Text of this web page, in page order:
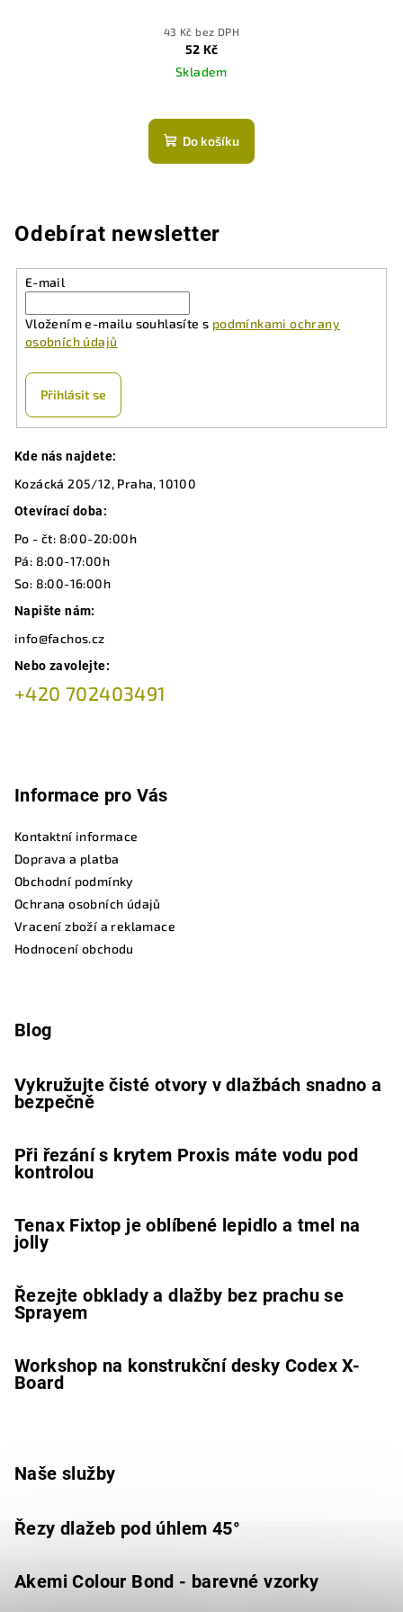
43 Kč bez DPH
52 Kč
Skladem
Do košíku
Odebírat newsletter
E-mail
Vložením e-mailu souhlasíte s podmínkami ochrany
osobních údajů
Přihlásit se
Kde nás najdete:
Kozácká 205/12, Praha, 10100
Otevírací doba:
Po - čt: 8:00-20:00h
Pá: 8:00-17:00h
So: 8:00-16:00h
Napište nám:
info@fachos.cz
Nebo zavolejte:
+420 702403491
Informace pro Vás
Kontaktní informace
Doprava a platba
Obchodní podmínky
Ochrana osobních údajů
Vracení zboží a reklamace
Hodnocení obchodu
Blog
Vykružujte čisté otvory v dlažbách snadno a
bezpečně
Při řezání s krytem Proxis máte vodu pod
kontrolou
Tenax Fixtop je oblíbené lepidlo a tmel na
jolly
Řezejte obklady a dlažby bez prachu se
Sprayem
Workshop na konstrukční desky Codex X-
Board
Naše služby
Řezy dlažeb pod úhlem 45°
Akemi Colour Bond - barevné vzorky